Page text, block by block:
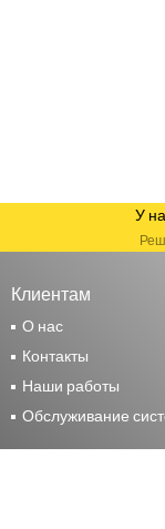
У
Клиентам
О нас
Контакты
Наши работы
Обслуживание